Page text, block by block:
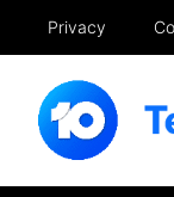
Privacy